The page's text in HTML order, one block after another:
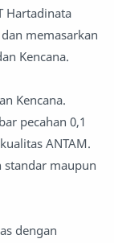
Hartadinata
memasarkan
Kencana.
Kencana.
pecahan 0,1
ANTAM.
standar maupun
dengan